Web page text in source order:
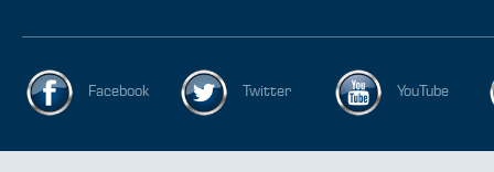
Facebook Twitter YouTube